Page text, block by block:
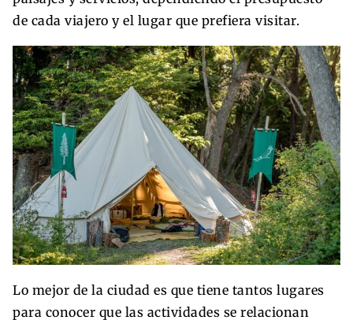
de cada viajero y el lugar que prefiera visitar.
Lo mejor de la ciudad es que tiene tantos lugares
para conocer que las actividades se relacionan